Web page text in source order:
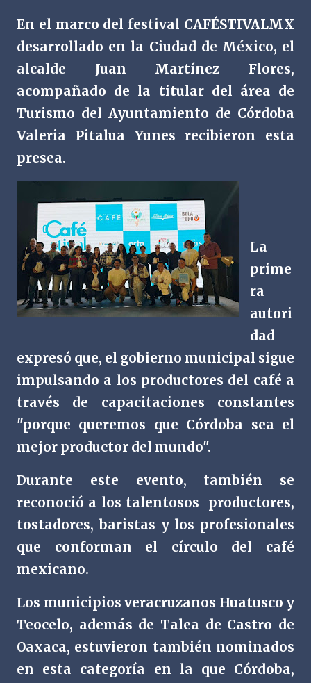
En el marco del festival CAFÉSTIVALMX
desarrollado en la Ciudad de México, el
alcalde Juan Martínez Flores,
acompañado de la titular del área de
Turismo del Ayuntamiento de Córdoba
Valeria Pitalua Yunes recibieron esta
presea.
La
prime
ra
autori
dad
expresó que, el gobierno municipal sigue
impulsando a los productores del café a
través de capacitaciones constantes
"porque queremos que Córdoba sea el
mejor productor del mundo".
Durante este evento, también se
reconoció a los talentosos productores,
tostadores, baristas y los profesionales
que conforman el círculo del café
mexicano.
Los municipios veracruzanos Huatusco y
Teocelo, además de Talea de Castro de
Oaxaca, estuvieron también nominados
en esta categoría en la que Córdoba,